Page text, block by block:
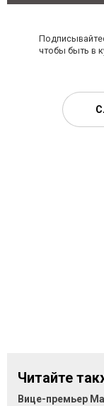
чтобы быть в
Читайте
Вице-премьер